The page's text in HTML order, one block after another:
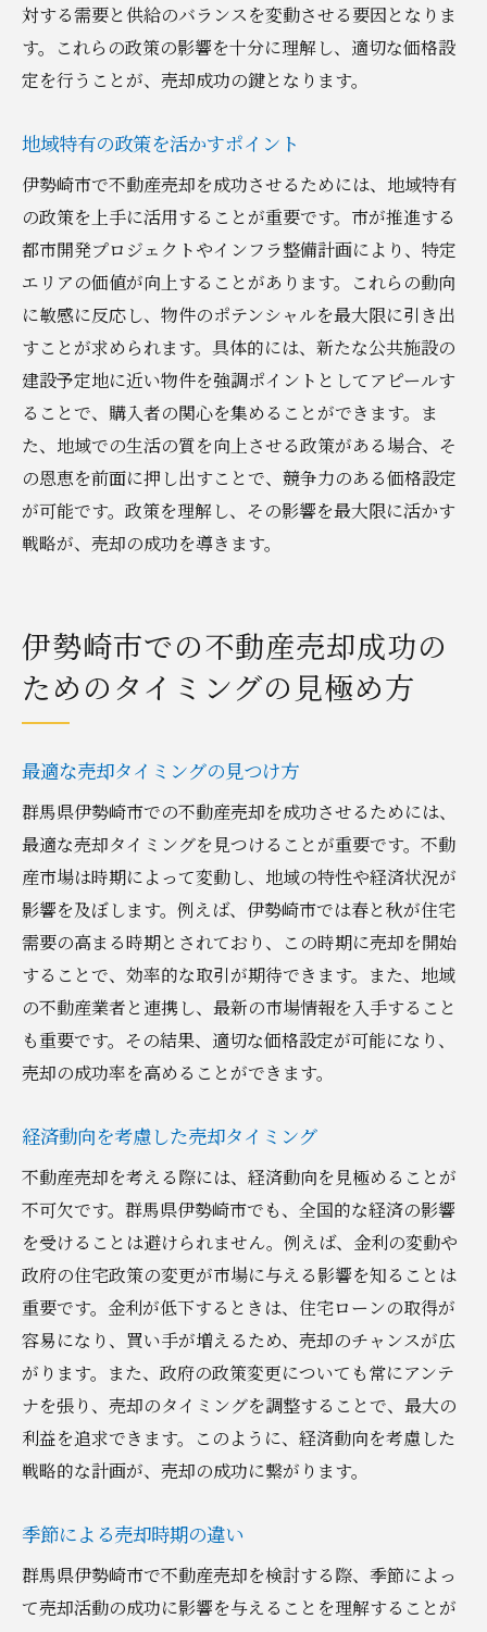
対する需要と供給のバランスを変動させる要因となりま
す。これらの政策の影響を十分に理解し、適切な価格設
定を行うことが、売却成功の鍵となります。
地域特有の政策を活かすポイント
伊勢崎市で不動産売却を成功させるためには、地域特有
の政策を上手に活用することが重要です。市が推進する
都市開発プロジェクトやインフラ整備計画により、特定
エリアの価値が向上することがあります。これらの動向
に敏感に反応し、物件のポテンシャルを最大限に引き出
すことが求められます。具体的には、新たな公共施設の
建設予定地に近い物件を強調ポイントとしてアピールす
ることで、購入者の関心を集めることができます。ま
た、地域での生活の質を向上させる政策がある場合、そ
の恩恵を前面に押し出すことで、競争力のある価格設定
が可能です。政策を理解し、その影響を最大限に活かす
戦略が、売却の成功を導きます。
伊勢崎市での不動産売却成功の
ためのタイミングの見極め方
最適な売却タイミングの見つけ方
群馬県伊勢崎市での不動産売却を成功させるためには、
最適な売却タイミングを見つけることが重要です。不動
産市場は時期によって変動し、地域の特性や経済状況が
影響を及ぼします。例えば、伊勢崎市では春と秋が住宅
需要の高まる時期とされており、この時期に売却を開始
することで、効率的な取引が期待できます。また、地域
の不動産業者と連携し、最新の市場情報を入手すること
も重要です。その結果、適切な価格設定が可能になり、
売却の成功率を高めることができます。
経済動向を考慮した売却タイミング
不動産売却を考える際には、経済動向を見極めることが
不可欠です。群馬県伊勢崎市でも、全国的な経済の影響
を受けることは避けられません。例えば、金利の変動や
政府の住宅政策の変更が市場に与える影響を知ることは
重要です。金利が低下するときは、住宅ローンの取得が
容易になり、買い手が増えるため、売却のチャンスが広
がります。また、政府の政策変更についても常にアンテ
ナを張り、売却のタイミングを調整することで、最大の
利益を追求できます。このように、経済動向を考慮した
戦略的な計画が、売却の成功に繋がります。
季節による売却時期の違い
群馬県伊勢崎市で不動産売却を検討する際、季節によっ
て売却活動の成功に影響を与えることを理解することが